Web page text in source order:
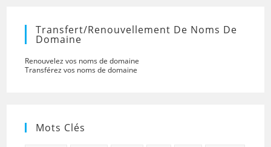
Transfert/renouvellement De Noms De
Domaine
Renouvelez vos noms de domaine
Transférez vos noms de domaine
Mots Clés